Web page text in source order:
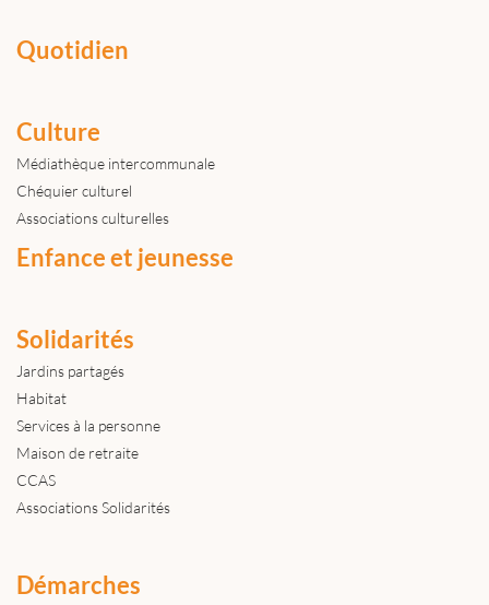
Quotidien
Culture
Médiathèque intercommunale
Chéquier culturel
Associations culturelles
Enfance et jeunesse
Solidarités
Jardins partagés
Habitat
Services à la personne
Maison de retraite
CCAS
Associations Solidarités
Démarches